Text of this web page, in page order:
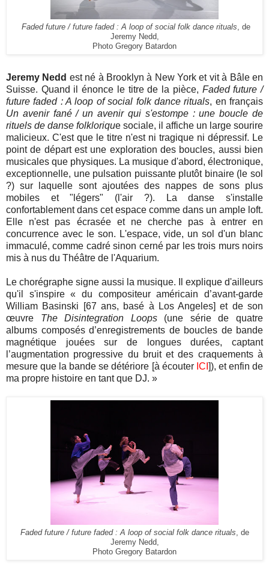
Faded future / future faded : A loop of social folk dance rituals , de
Jeremy Nedd,
Photo Gregory Batardon
Jeremy Nedd est né à Brooklyn à New York et vit à Bâle en
Suisse. Quand il énonce le titre de la pièce, Faded future /
future faded : A loop of social folk dance rituals, en français
Un avenir fané / un avenir qui s'estompe : une boucle de
rituels de danse folklorique sociale, il affiche un large sourire
malicieux. C'est que le titre n'est ni tragique ni dépressif. Le
point de départ est une exploration des boucles, aussi bien
musicales que physiques. La musique d'abord, électronique,
exceptionnelle, une pulsation puissante plutôt binaire (le sol
?) sur laquelle sont ajoutées des nappes de sons plus
mobiles et "légers" (l'air ?). La danse s'installe
confortablement dans cet espace comme dans un ample loft.
Elle n'est pas écrasée et ne cherche pas à entrer en
concurrence avec le son. L'espace, vide, un sol d'un blanc
immaculé, comme cadré sinon cerné par les trois murs noirs
mis à nus du Théâtre de l'Aquarium.
Le chorégraphe signe aussi la musique.
Il explique d'ailleurs
qu'il s'inspire «du compositeur américain d’avant-garde
William Basinski [67 ans, basé à Los Angeles] et de son
œuvre The Disintegration Loops(une série de quatre
albums composés d’enregistrements de boucles de bande
magnétique jouées sur de longues durées, captant
l’augmentation progressive du bruit et des craquements à
mesure que la bande se détériore [à écouter ICI ]), et enfin de
ma propre histoire en tant que DJ. »
Faded future / future faded : A loop of social folk dance rituals
de
Jeremy Nedd,
Photo Gregory Batardon